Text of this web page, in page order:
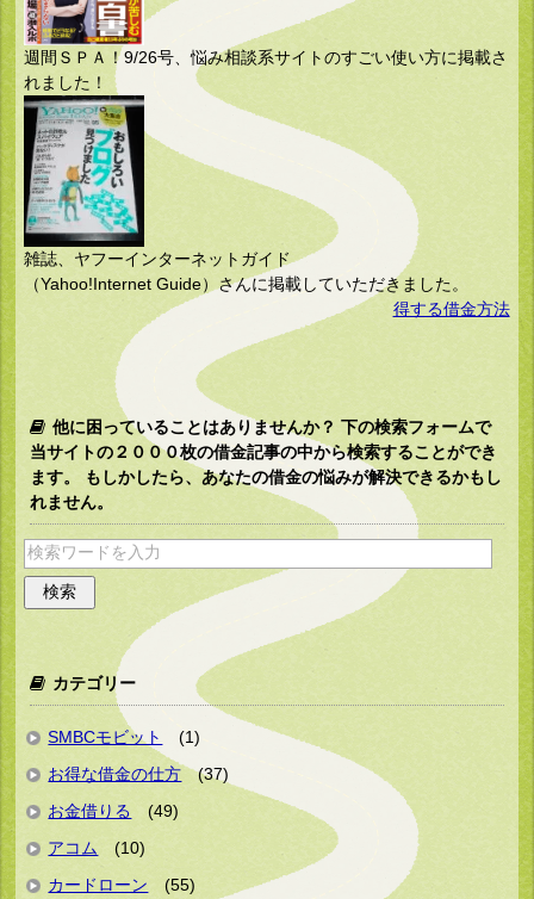
週間ＳＰＡ！9/26号、悩み相談系サイトのすごい使い方に掲載さ
れました！
雑誌、ヤフーインターネットガイド
（Yahoo!Internet Guide）さんに掲載していただきました。
得する借金方法
他に困っていることはありませんか？ 下の検索フォームで
当サイトの２０００枚の借金記事の中から検索することができ
ます。 もしかしたら、あなたの借金の悩みが解決できるかもし
れません。
カテゴリー
SMBCモビット
(1)
お得な借金の仕方
(37)
お金借りる
(49)
アコム
(10)
カードローン
(55)